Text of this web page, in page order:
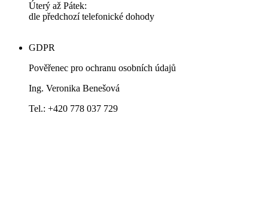
Úterý až Pátek:
dle předchozí telefonické dohody
GDPR
Pověřenec pro ochranu osobních údajů
Ing. Veronika Benešová
Tel.: +420 778 037 729